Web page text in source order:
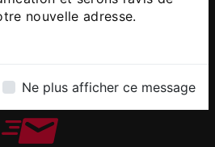
nouvelle adresse.
Ne plus afficher ce message